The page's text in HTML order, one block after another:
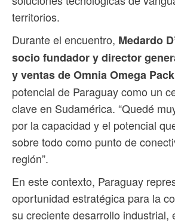
territorios.
Durante el encuentro, Medardo
socio fundador y director
y ventas de Omnia Omega
potencial de Paraguay como un
clave en Sudamérica. “Quedé
por la capacidad y el potencial
sobre todo como punto de
región”.
En este contexto, Paraguay
oportunidad estratégica para la
su creciente desarrollo industrial,